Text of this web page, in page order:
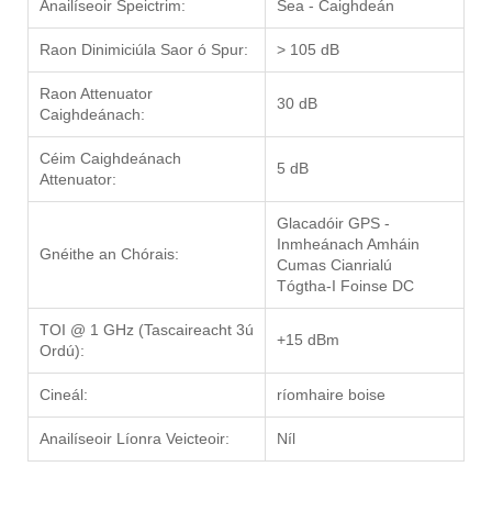
Anailíseoir Speictrim: Sea - Caighdeán
Raon Dinimiciúla Saor ó Spur: > 105 dB
Raon Attenuator
Caighdeánach:
30 dB
Céim Caighdeánach
Attenuator:
5 dB
Gnéithe an Chórais:
Glacadóir GPS -
Inmheánach Amháin
Cumas Cianrialú
Tógtha-I Foinse DC
TOI @ 1 GHz (Tascaireacht 3ú
Ordú):
+15 dBm
Cineál: ríomhaire boise
Anailíseoir Líonra Veicteoir: Níl